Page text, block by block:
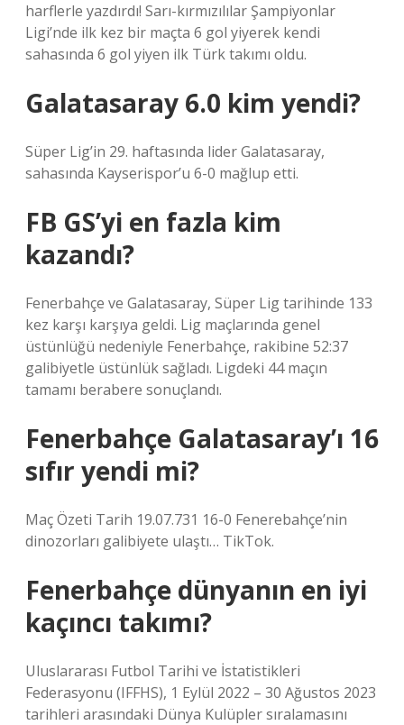
harflerle yazdırdı! Sarı-kırmızılılar Şampiyonlar
Ligi’nde ilk kez bir maçta 6 gol yiyerek kendi
sahasında 6 gol yiyen ilk Türk takımı oldu.
Galatasaray 6.0 kim yendi?
Süper Lig’in 29. haftasında lider Galatasaray,
sahasında Kayserispor’u 6-0 mağlup etti.
FB GS’yi en fazla kim
kazandı?
Fenerbahçe ve Galatasaray, Süper Lig tarihinde 133
kez karşı karşıya geldi. Lig maçlarında genel
üstünlüğü nedeniyle Fenerbahçe, rakibine 52:37
galibiyetle üstünlük sağladı. Ligdeki 44 maçın
tamamı berabere sonuçlandı.
Fenerbahçe Galatasaray’ı 16
sıfır yendi mi?
Maç Özeti Tarih 19.07.731 16-0 Fenerebahçe’nin
dinozorları galibiyete ulaştı… TikTok.
Fenerbahçe dünyanın en iyi
kaçıncı takımı?
Uluslararası Futbol Tarihi ve İstatistikleri
Federasyonu (IFFHS), 1 Eylül 2022 – 30 Ağustos 2023
tarihleri ​​arasındaki Dünya Kulüpler sıralamasını